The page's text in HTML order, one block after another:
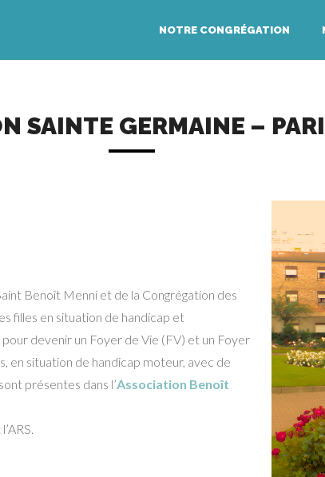
NOTRE CONGRÉGATION
SAINTE GERMAINE –
Benoît Menni et de la Congrégation des
filles en situation de handicap et
devenir un Foyer de Vie (FV) et un Foyer
en situation de handicap moteur, avec de
présentes dans l’Association Benoît